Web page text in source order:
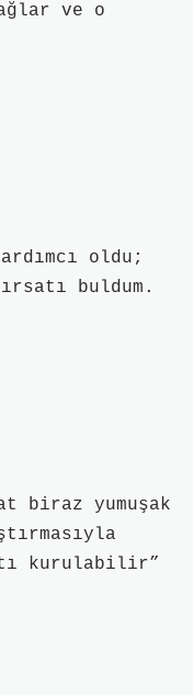
ve o
oldu;
buldum.
biraz yumuşak
kurulabilir”